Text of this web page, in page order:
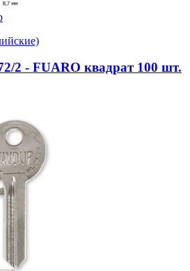
2 - FUARO квадрат 100 шт.